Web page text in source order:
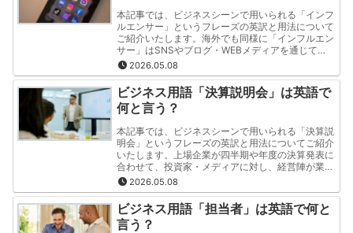
本記事では、ビジネスシーンで用いられる「インフ
ルエンサー」というフレーズの英訳と用法について
ご紹介いたします。海外でも同様に「インフルエン
サー」はSNSやブログ・WEBメディアを通じて
人々の購買行動に影響を与える人物として認識され
ています。この記事では「インフルエンサー」とい
うフレーズの英訳と用法を"分かりやすく・簡潔"に
ご紹介いたします。
2026.05.08
ビジネス用語「決算説明会」は英語で
何と言う？
本記事では、ビジネスシーンで用いられる「決算説
明会」というフレーズの英訳と用法についてご紹介
いたします。上場企業が四半期や年度の決算発表に
合わせて、投資家・メディアに対し、経営陣が業
績、成長戦略、見通しを直接説明する場のことを指
します。この記事では「決算説明会」というフレー
ズの英訳と用法を"分かりやすく・簡潔"にご紹介い
たします。
2026.05.08
ビジネス用語「担当者」は英語で何と
言う？